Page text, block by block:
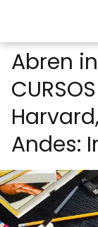
Abren
Andes: